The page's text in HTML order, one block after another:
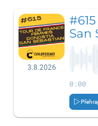
3.8.2026
San
0:00
Přehraj